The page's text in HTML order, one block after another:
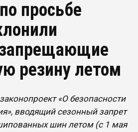
просьбе
резину летом
«О безопасности
вводящий сезонный запрет
шин летом (с 1 мая